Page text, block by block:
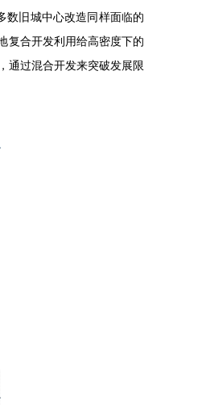
数旧城中心改造同样面临的
复合开发利用给高密度下的
通过混合开发来突破发展限